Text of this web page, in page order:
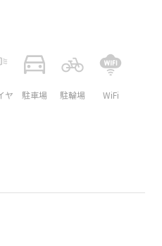
ヤ
駐車場 駐輪場 WiFi